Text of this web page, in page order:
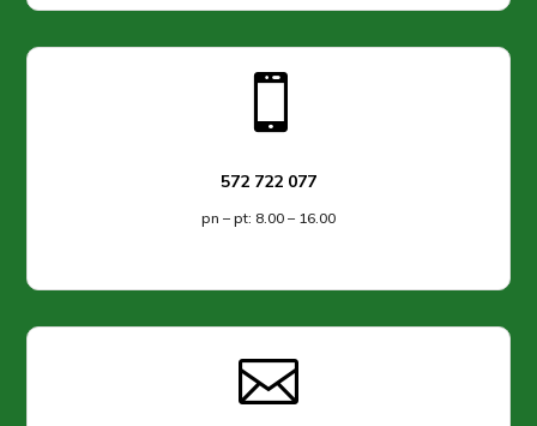

572 722 077
pn – pt: 8.00 – 16.00
